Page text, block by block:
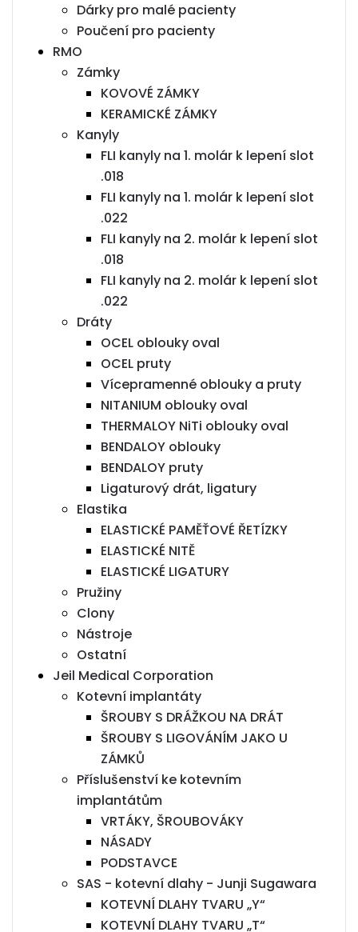
Dárky pro malé pacienty
Poučení pro pacienty
RMO
Zámky
KOVOVÉ ZÁMKY
KERAMICKÉ ZÁMKY
Kanyly
FLI kanyly na 1. molár k lepení slot
.018
FLI kanyly na 1. molár k lepení slot
.022
FLI kanyly na 2. molár k lepení slot
.018
FLI kanyly na 2. molár k lepení slot
.022
Dráty
OCEL oblouky oval
OCEL pruty
Vícepramenné oblouky a pruty
NITANIUM oblouky oval
THERMALOY NiTi oblouky oval
BENDALOY oblouky
BENDALOY pruty
Ligaturový drát, ligatury
Elastika
ELASTICKÉ PAMĚŤOVÉ ŘETÍZKY
ELASTICKÉ NITĚ
ELASTICKÉ LIGATURY
Pružiny
Clony
Nástroje
Ostatní
Jeil Medical Corporation
Kotevní implantáty
ŠROUBY S DRÁŽKOU NA DRÁT
ŠROUBY S LIGOVÁNÍM JAKO U
ZÁMKŮ
Příslušenství ke kotevním
implantátům
VRTÁKY, ŠROUBOVÁKY
NÁSADY
PODSTAVCE
SAS - kotevní dlahy - Junji Sugawara
KOTEVNÍ DLAHY TVARU „Y“
KOTEVNÍ DLAHY TVARU „T“